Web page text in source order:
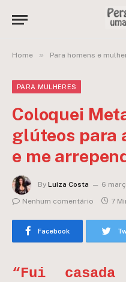
Home » Para homens e
PARA MULHERES
Coloquei
glúteos para
e me
By Luiza Costa 6
Nenhum comentário
7
Facebook
“Fui casada